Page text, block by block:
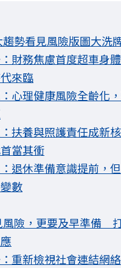
勢看見風險版圖大洗
財務焦慮首度超車身
來臨
心理健康風險全齡化
扶養與照護責任成新
當其衝
退休準備意識提前，
數
險，更要及早準備
重新檢視社會連結網